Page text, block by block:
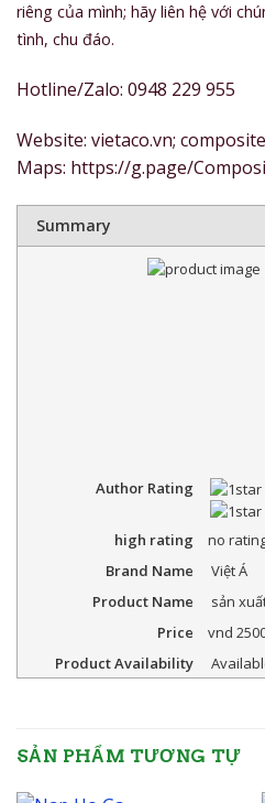
riêng của mình; hãy liên hệ với
tình, chu đáo.
Hotline/Zalo: 0948 229 955
Website: vietaco.vn;
Maps: https://g.page/
Summary
Author Rating
high rating no
Brand Name
Việt Á
Product Name
sản
Price
vnd
Product Availability
SẢN PHẨM TƯƠNG TỰ